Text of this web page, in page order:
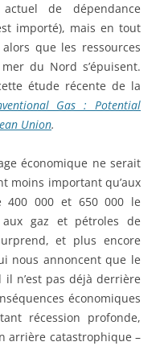
de dépendance
importé), mais en tout
alors que les ressources
du Nord s’épuisent.
étude récente de la
Gas : Potential
Union.
économique ne serait
moins important qu’aux
400 000 et 650 000 le
aux gaz et pétroles de
et plus encore
nous annoncent que le
n’est pas déjà derrière
économiques
récession profonde,
arrière catastrophique –